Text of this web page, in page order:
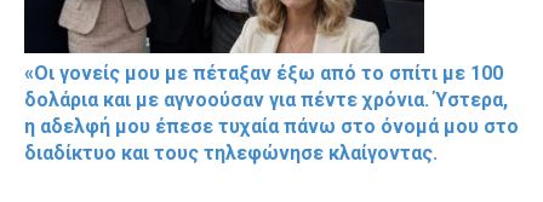
«Οι γονείς μου με πέταξαν έξω από το σπίτι με 100
δολάρια και με αγνοούσαν για πέντε χρόνια. Ύστερα,
η αδελφή μου έπεσε τυχαία πάνω στο όνομά μου στο
διαδίκτυο και τους τηλεφώνησε κλαίγοντας.